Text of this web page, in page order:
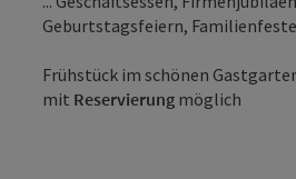
Geburtstagsfeiern,
Frühstück im schönen
mit Reservierung möglich